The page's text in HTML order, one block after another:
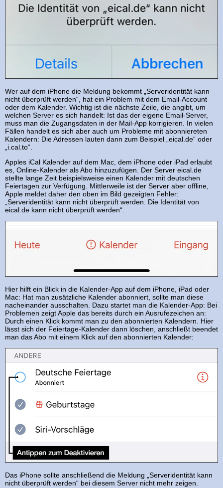
Wer auf dem iPhone die Meldung bekommt „Serveridentität kann
nicht überprüft werden“, hat ein Problem mit dem Email-Account
oder dem Kalender. Wichtig ist die nächste Zeile, die angibt, um
welchen Server es sich handelt: Ist das der eigene Email-Server,
muss man die Zugangsdaten in der Mail-App korrigieren. In vielen
Fällen handelt es sich aber auch um Probleme mit abonniereten
Kalendern: Die Adressen lauten dann zum Beispiel „eical.de“ oder
„i.cal.to“.
Apples iCal Kalender auf dem Mac, dem iPhone oder iPad erlaubt
es, Online-Kalender als Abo hinzuzufügen. Der Server eical.de
stellte lange Zeit beispielsweise einen Kalender mit deutschen
Feiertagen zur Verfügung. Mittlerweile ist der Server aber offline,
Apple meldet daher den oben im Bild gezeigten Fehler:
„Serveridentität kann nicht überprüft werden. Die Identität von
eical.de kann nicht überprüft werden“.
Hier hilft ein Blick in die Kalender-App auf dem iPhone, iPad oder
Mac: Hat man zusätzliche Kalender abonniert, sollte man diese
nacheinander ausschalten. Dazu startet man die Kalender-App: Bei
Problemen zeigt Apple das bereits durch ein Ausrufezeichen an:
Durch einen Klick kommt man zu den abonnierten Kalendern. Hier
lässt sich der Feiertage-Kalender dann löschen, anschließt beendet
man das Abo mit einem Klick auf den abonnierten Kalender:
Das iPhone sollte anschließend die Meldung „Serveridentität kann
nicht überprüft werden“ bei diesem Server nicht mehr zeigen.